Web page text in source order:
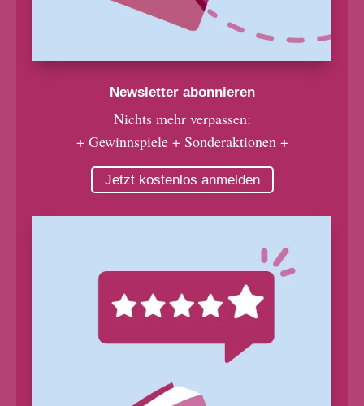
Newsletter abonnieren
Nichts mehr verpassen:
+ Gewinnspiele + Sonderaktionen +
Jetzt kostenlos anmelden